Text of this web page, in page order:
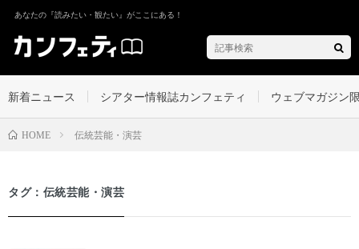
あなたの『読みたい・観たい』がここにある！
新着ニュース シアター情報誌カンフェティ ウェブマガジン
HOME 伝統芸能・演芸
タグ：伝統芸能・演芸